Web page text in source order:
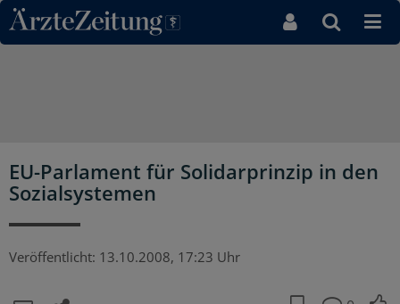
Direkt zum Inhaltsbereich
EU-Parlament für Solidarprinzip in den
Sozialsystemen
Veröffentlicht: 13.10.2008, 17:23 Uhr